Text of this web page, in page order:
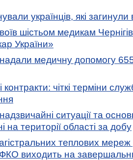
українців, які загинули
шістьом медикам
України»
надали медичну допомогу
контракти: чіткі терміни
ситуації та
на території області за добу
теплових мереж
виходить на